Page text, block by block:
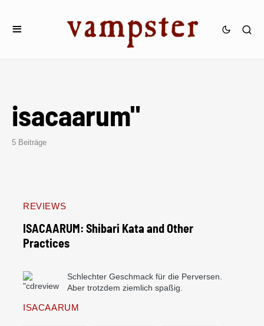
isacaarum"
5 Beiträge
REVIEWS
ISACAARUM: Shibari Kata and Other
Practices
Schlechter Geschmack für die Perversen.
Aber trotzdem ziemlich spaßig.
ISACAARUM